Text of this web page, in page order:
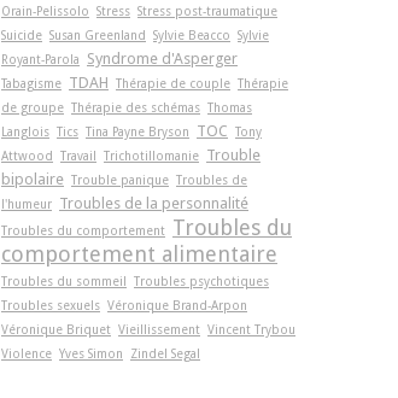
Orain-Pelissolo Stress Stress post-traumatique
Suicide Susan Greenland Sylvie Beacco Sylvie
Royant-Parola
Syndrome d'Asperger
Tabagisme TDAH Thérapie de couple Thérapie
de groupe Thérapie des schémas Thomas
Langlois Tics Tina Payne Bryson TOC Tony
Attwood Travail Trichotillomanie Trouble
bipolaire Trouble panique Troubles de
l'humeur Troubles de la personnalité
Troubles du comportement Troubles du
comportement alimentaire
Troubles du sommeil Troubles psychotiques
Troubles sexuels Véronique Brand-Arpon
Véronique Briquet Vieillissement Vincent Trybou
Violence Yves Simon Zindel Segal